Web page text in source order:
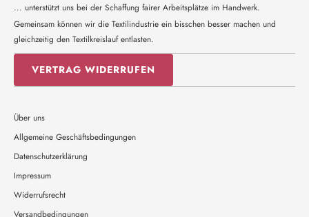
... unterstützt uns bei der Schaffung fairer Arbeitsplätze im Handwerk.
Gemeinsam können wir die Textilindustrie ein bisschen besser machen und
gleichzeitig den Textilkreislauf entlasten.
VERTRAG WIDERRUFEN
Über uns
Allgemeine Geschäftsbedingungen
Datenschutzerklärung
Impressum
Widerrufsrecht
Versandbedingungen